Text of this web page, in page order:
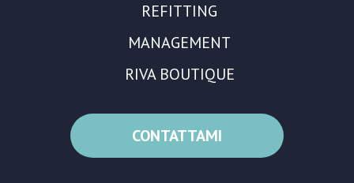
REFITTING
MANAGEMENT
RIVA BOUTIQUE
CONTATTAMI